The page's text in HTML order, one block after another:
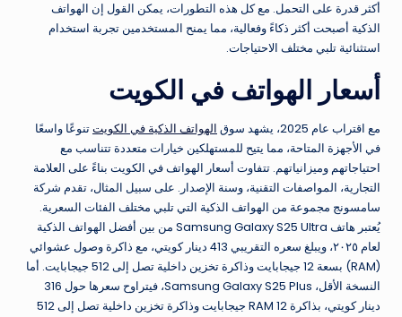
أكثر قدرة على التحمل. مع كل هذه التطورات، يمكن القول إن الهواتف
الذكية أصبحت أكثر ذكاءً وفعالية، مما يمنح المستخدمين تجربة استخدام
استثنائية تلبي مختلف الاحتياجات.
أسعار الهواتف في الكويت
مع اقتراب عام 2025، يشهد سوق الهواتف الذكية في الكويتتنوعًا واسعًا
في الأجهزة المتاحة، مما يتيح للمستهلكين خيارات متعددة تتناسب مع
احتياجاتهم وميزانياتهم. تتفاوت أسعار الهواتف في الكويت بناءً على العلامة
التجارية، المواصفات التقنية، وسنة الإصدار. على سبيل المثال، تقدم شركة
سامسونج مجموعة من الهواتف الذكية التي تلبي مختلف الفئات السعرية.
يُعتبر هاتف Samsung Galaxy S25 Ultra من بين أفضل الهواتف الذكية
لعام ٢٠٢٥، ويبلغ سعره التقريبي 413 دينار كويتي، مع ذاكرة وصول عشوائي
(RAM) بسعة 12 جيجابايت وذاكرة تخزين داخلية تصل إلى 512 جيجابايت. أما
النسخة الأقل، Samsung Galaxy S25 Plus، فيتراوح سعرها حول 316
دينار كويتي، بذاكرة RAM 12 جيجابايت وذاكرة تخزين داخلية تصل إلى 512